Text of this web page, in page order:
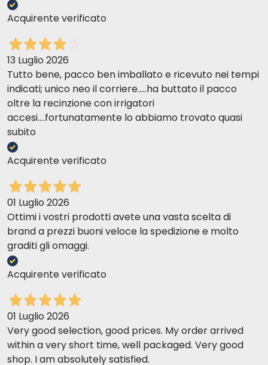
Acquirente verificato
13 Luglio 2026
Tutto bene, pacco ben imballato e ricevuto nei tempi
indicati; unico neo il corriere.....ha buttato il pacco
oltre la recinzione con irrigatori
accesi....fortunatamente lo abbiamo trovato quasi
subito
Acquirente verificato
01 Luglio 2026
Ottimi i vostri prodotti avete una vasta scelta di
brand a prezzi buoni veloce la spedizione e molto
graditi gli omaggi.
Acquirente verificato
01 Luglio 2026
Very good selection, good prices. My order arrived
within a very short time, well packaged. Very good
shop. I am absolutely satisfied.